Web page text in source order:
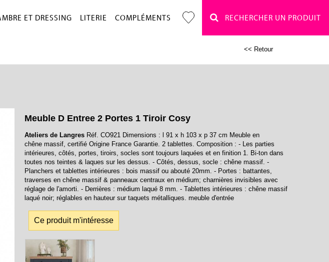
ET DRESSING LITERIE COMPLÉMENTS RECHERCHER UN PRODUIT
<< Retour
Meuble D Entree 2 Portes 1 Tiroir Cosy
Ateliers de LangresRéf. CO921 Dimensions : l 91 x h 103 x p 37 cm Meuble en
chêne massif, certifié Origine France Garantie. 2 tablettes. Composition : - Les parties
intérieures, côtés, portes, tiroirs, socles sont toujours laquées et en finition 1. Bi-ton dans
toutes nos teintes & laques sur les dessus. - Côtés, dessus, socle : chêne massif. -
Planchers et tablettes intérieures : bois massif ou abouté 20mm. - Portes : battantes,
traverses en chêne massif & panneaux centraux en médium; charnières invisibles avec
réglage de l'amorti. - Derrières : médium laqué 8 mm. - Tablettes intérieures : chêne massif
laqué noir; réglables en hauteur sur taquets métalliques. meuble d'entrée
Ce produit m'intéresse